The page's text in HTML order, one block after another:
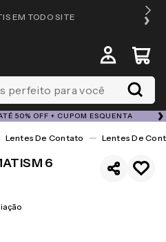
EM TODO SITE
você
50% OFF + CUPOM ESQUENTA
Lentes De Contato Lentes De
6